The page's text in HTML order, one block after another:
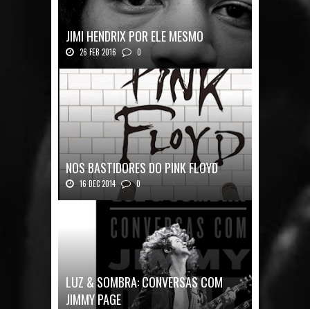
JIMI HENDRIX POR ELE MESMO
26 FEB 2016 0
Texto histórico expõe a mente do mestre J...
NOS BASTIDORES DO PINK FLOYD
16 DEC 2014 0
Nos Bastidores do Pink Floyd Autor: Mark B...
LUZ & SOMBRA: CONVERSAS COM
JIMMY PAGE